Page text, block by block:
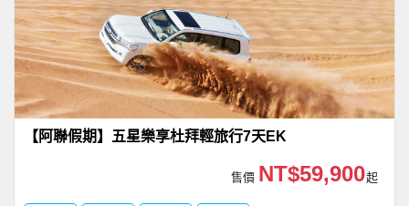
【阿聯假期】五星樂享杜拜輕旅行7天EK
售價 NT$59,900起